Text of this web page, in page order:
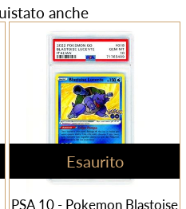
anche
Esaurito
PSA 10 - Pokemon Blastoise